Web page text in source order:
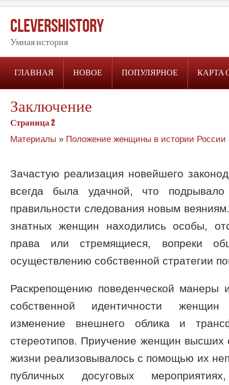
CleversHistory
Умная история
ГЛАВНАЯ НОВОЕ ПОПУЛЯРНОЕ КАРТА
Заключение
Страница 2
Материалы » Положение женщины в истории России
Зачастую реализация новейшего
всегда была удачной, что
правильности следования новым
знатных женщин находились особы,
права или стремящиеся, вопреки
осуществлению собственной стратегии
Раскрепощению поведенческой манеры
собственной идентичности женщин
изменение внешнего облика и
стереотипов. Приучение женщин высших
жизни реализовывалось с помощью их
публичных досуговых